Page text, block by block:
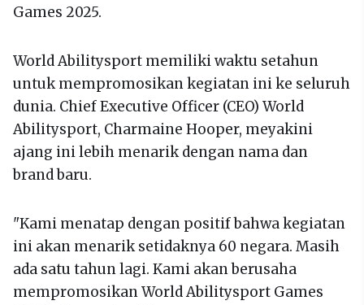
Games 2025.
World Abilitysport memiliki waktu setahun
untuk mempromosikan kegiatan ini ke seluruh
dunia. Chief Executive Officer (CEO) World
Abilitysport, Charmaine Hooper, meyakini
ajang ini lebih menarik dengan nama dan
brand baru.
"Kami menatap dengan positif bahwa kegiatan
ini akan menarik setidaknya 60 negara. Masih
ada satu tahun lagi. Kami akan berusaha
mempromosikan World Abilitysport Games